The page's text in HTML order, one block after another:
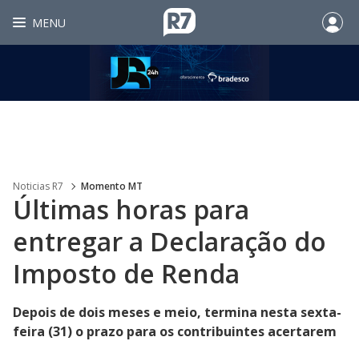
MENU
Noticias R7 Momento MT
Últimas horas para
entregar a Declaração do
Imposto de Renda
Depois de dois meses e meio, termina nesta sexta-
feira (31) o prazo para os contribuintes acertarem